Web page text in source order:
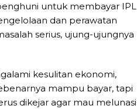
untuk membayar IPL
dan perawatan
serius, ujung-ujungnya
kesulitan ekonomi,
mampu bayar, tapi
dikejar agar mau melunasi